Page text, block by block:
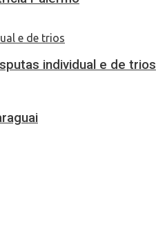
individual e de trios